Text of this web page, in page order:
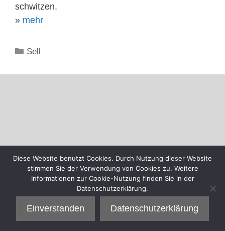
schwitzen.
» mehr
Kategorien
Sell
Diese Website benutzt Cookies. Durch Nutzung dieser Website
stimmen Sie der Verwendung von Cookies zu. Weitere
Informationen zur Cookie-Nutzung finden Sie in der
Datenschutzerklärung.
Einverstanden Datenschutzerklärung